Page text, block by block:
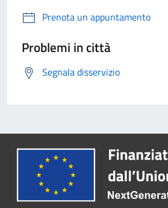
Prenota un appuntamento
Problemi in città
Segnala disservizio